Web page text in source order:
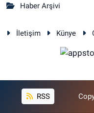
Haber Arşivi
İletişim Künye
RSS